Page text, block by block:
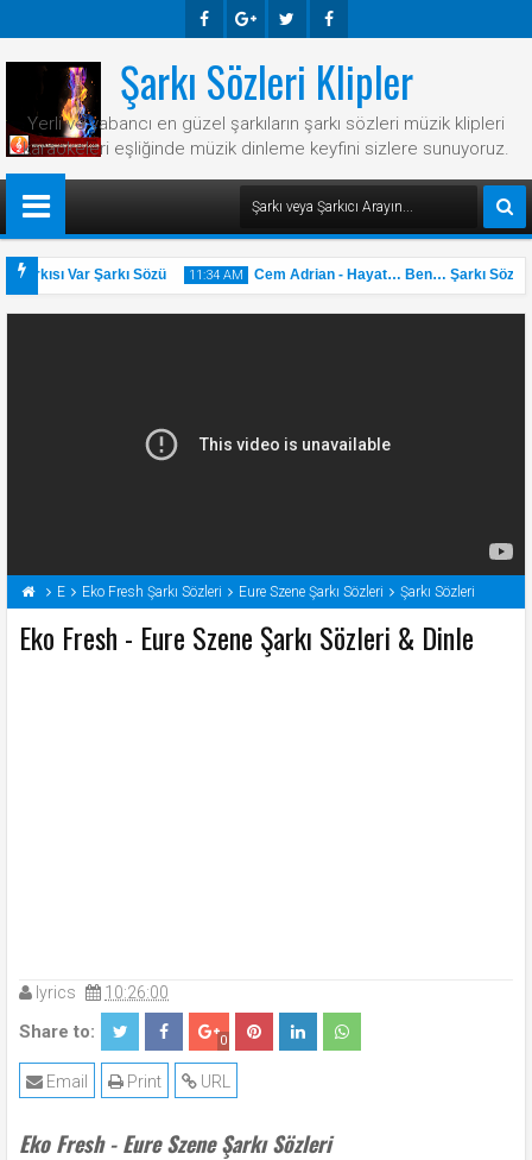
Ook E-
Plus
R Ook
Şarkı Sözleri Klipler
Yerli ve yabancı en güzel şarkıların şarkı sözleri müzik klipleri
karaokeleri eşliğinde müzik dinleme keyfini sizlere sunuyoruz.
Var Şarkı Sözü 11:34 AM
31 May
2025
Cem Adrian - Hayat… Ben… Şarkı Sözü
E Eko Fresh Şarkı Sözleri Eure Szene Şarkı Sözleri Şarkı Sözleri
Eko Fresh - Eure Szene Şarkı Sözleri & Dinle
lyrics 10:26:00
Share to: 0
URL
Print
Email
Eko Fresh - Eure Szene Şarkı Sözleri